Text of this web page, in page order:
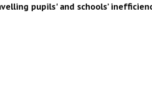
pupils' and schools’